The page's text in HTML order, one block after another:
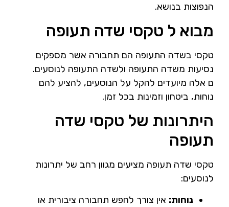
הנפוצות בנושא.
מבוא ל טקסי שדה תעופה
טקסי בשדה התעופה הם תחבורה אשר מספקים
נסיעות משדה התעופה ולשדה התעופה לנוסעים.
ם אלה מיועדים להקל על הנוסעים, להציע להם
נוחות, ביטחון וזמינות בכל זמן.
היתרונות של טקסי שדה
תעופה
טקסי שדה תעופה מציעים מגוון רחב של יתרונות
לנוסעים:
נוחות: אין צורך לחפש תחבורה ציבורית או